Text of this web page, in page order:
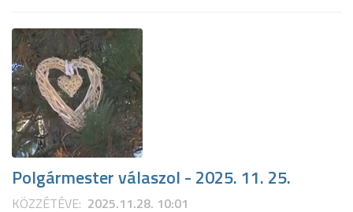
Polgármester válaszol - 2025. 11. 25.
KÖZZÉTÉVE: 2025.11.28. 10:01